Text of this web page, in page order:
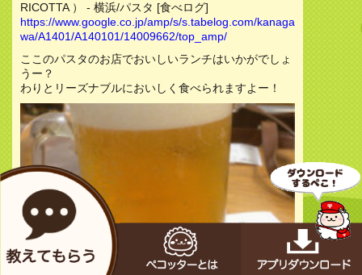
RICOTTA ） - 横浜/パスタ [食べログ]
https://www.google.co.jp/amp/s/s.tabelog.com/kanaga
wa/A1401/A140101/14009662/top_amp/
ここのパスタのお店でおいしいランチはいかがでしょ
うー？
わりとリーズナブルにおいしく食べられますよー！